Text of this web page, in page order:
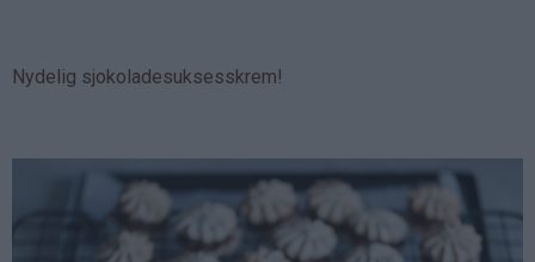
Nydelig sjokoladesuksesskrem!